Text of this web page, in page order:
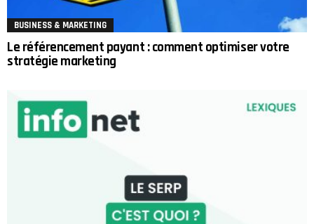
BUSINESS & MARKETING
Le référencement payant : comment optimiser votre
stratégie marketing